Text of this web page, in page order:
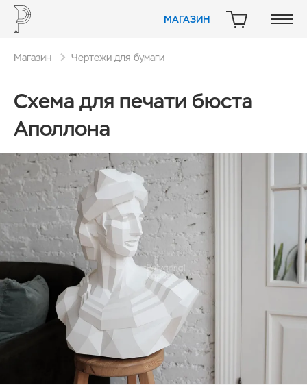
МАГАЗИН КОРЗИНА
Магазин Чертежи для бумаги
Схема для печати бюста
Аполлона